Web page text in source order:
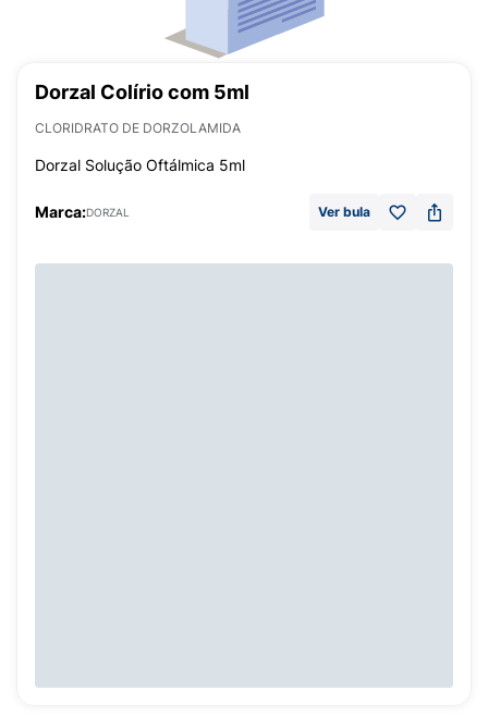
Dorzal Colírio com 5ml
CLORIDRATO DE DORZOLAMIDA
Dorzal Solução Oftálmica 5ml
Marca:DORZAL Ver bula